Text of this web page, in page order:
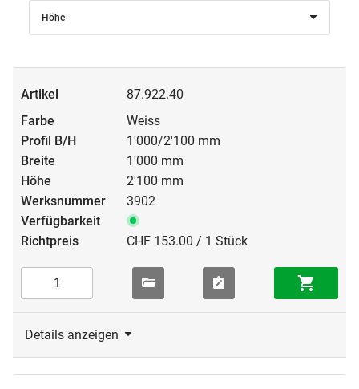
Höhe
87.922.40
Weiss
1'000/2'100 mm
1'000 mm
2'100 mm
3902
CHF 153.00 / 1 Stück
Details anzeigen